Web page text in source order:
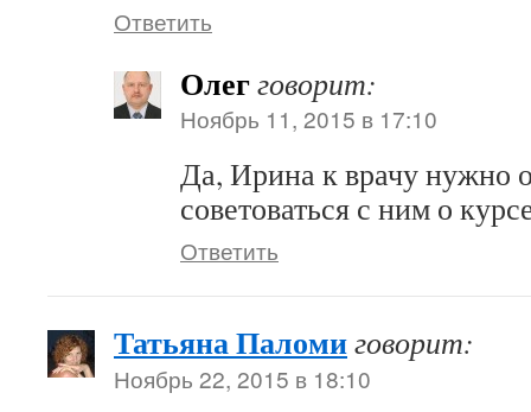
Ответить
Олегговорит:
Ноябрь 11, 2015 в 17:10
Да, Ирина к врачу нужно
советоваться с ним о
Ответить
Татьяна Паломиговорит:
Ноябрь 22, 2015 в 18:10